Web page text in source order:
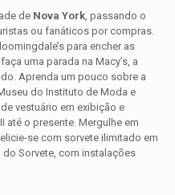
de Nova York , passando o
ou fanáticos por compras.
para encher as
uma parada na Macy’s, a
Aprenda um pouco sobre a
do Instituto de Moda e
vestuário em exibição e
até o presente. Mergulhe em
se com sorvete ilimitado em
Sorvete, com instalações